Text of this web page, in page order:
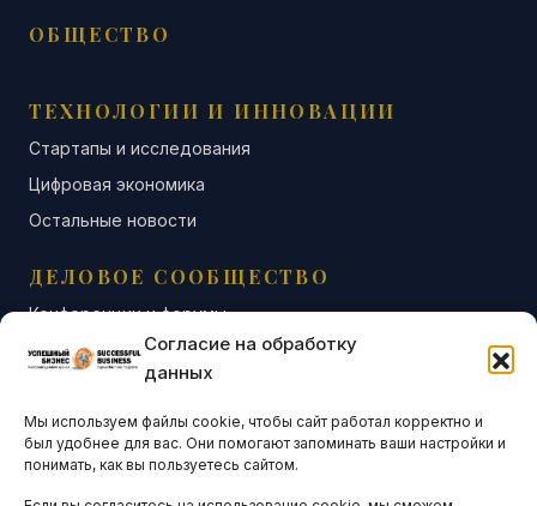
Согласие на обработку
данных
Мы используем файлы cookie, чтобы сайт работал корректно и
был удобнее для вас. Они помогают запоминать ваши настройки и
понимать, как вы пользуетесь сайтом.
ОБЩЕСТВО
ТЕХНОЛОГИИ И ИННОВАЦИИ
Стартапы и исследования
Цифровая экономика
Остальные новости
ДЕЛОВОЕ СООБЩЕСТВО
Конференции и форумы
Бизнес-клубы и ассоциации
Остальные новости
АНАЛИТИКА И СТАТИСТИКА